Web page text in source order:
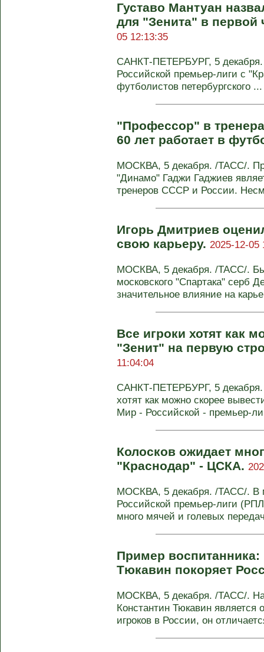
Густаво Мантуан
для "Зенита" в первой
05 12:13:35
САНКТ-ПЕТЕРБУРГ, 5
Российской премьер-лиги с
футболистов петербургского ...
"Профессор" в
60 лет работает в
МОСКВА, 5 декабря. /ТАСС/.
"Динамо" Гаджи Гаджиев
тренеров СССР и России.
Игорь Дмитриев
свою карьеру. 2025-12-05
МОСКВА, 5 декабря. /ТАСС/.
московского "Спартака" серб
значительное влияние на
Все игроки хотят как
"Зенит" на первую
11:04:04
САНКТ-ПЕТЕРБУРГ, 5
хотят как можно скорее
Мир - Российской - премьер-
Колосков ожидает
"Краснодар" - ЦСКА.
МОСКВА, 5 декабря. /ТАСС/. В
Российской премьер-лиги
много мячей и голевых
Пример
Тюкавин покоряет
МОСКВА, 5 декабря. /ТАСС/.
Константин Тюкавин
игроков в России, он